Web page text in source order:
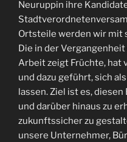
Neuruppin ihre
Ortsteile werden wir mit
Die in der
Arbeit zeigt Früchte, hat
und dazu geführt, sich
lassen. Ziel ist es,
und darüber hinaus zu
zukunftssicher zu
unsere Unternehmer,